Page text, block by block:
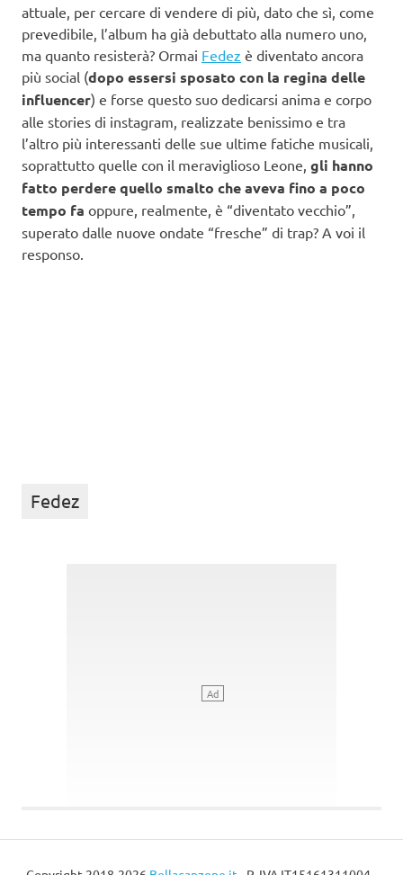
attuale, per cercare di vendere di più, dato che sì, come
prevedibile, l’album ha già debuttato alla numero uno,
ma quanto resisterà? Ormai Fedez è diventato ancora
più social (dopo essersi sposato con la regina delle
influencer) e forse questo suo dedicarsi anima e corpo
alle stories di instagram, realizzate benissimo e tra
l’altro più interessanti delle sue ultime fatiche musicali,
soprattutto quelle con il meraviglioso Leone, gli hanno
fatto perdere quello smalto che aveva fino a poco
tempo fa oppure, realmente, è “diventato vecchio”,
superato dalle nuove ondate “fresche” di trap? A voi il
responso.
Fedez